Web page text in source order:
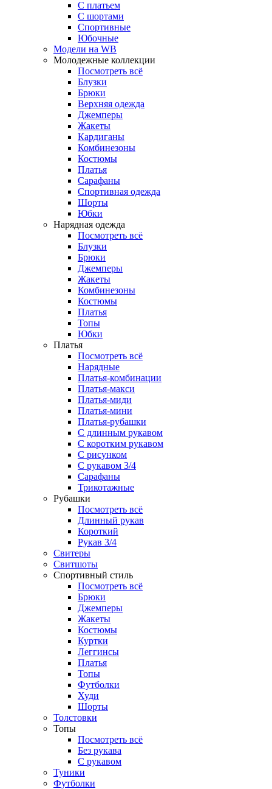
С платьем
С шортами
Спортивные
Юбочные
Модели на WB
Молодежные коллекции
Посмотреть всё
Блузки
Брюки
Верхняя одежда
Джемперы
Жакеты
Кардиганы
Комбинезоны
Костюмы
Платья
Сарафаны
Спортивная одежда
Шорты
Юбки
Нарядная одежда
Посмотреть всё
Блузки
Брюки
Джемперы
Жакеты
Комбинезоны
Костюмы
Платья
Топы
Юбки
Платья
Посмотреть всё
Нарядные
Платья-комбинации
Платья-макси
Платья-миди
Платья-мини
Платья-рубашки
С длинным рукавом
С коротким рукавом
С рисунком
С рукавом 3/4
Сарафаны
Трикотажные
Рубашки
Посмотреть всё
Длинный рукав
Короткий
Рукав 3/4
Свитеры
Свитшоты
Спортивный стиль
Посмотреть всё
Брюки
Джемперы
Жакеты
Костюмы
Куртки
Леггинсы
Платья
Топы
Футболки
Худи
Шорты
Толстовки
Топы
Посмотреть всё
Без рукава
С рукавом
Туники
Футболки